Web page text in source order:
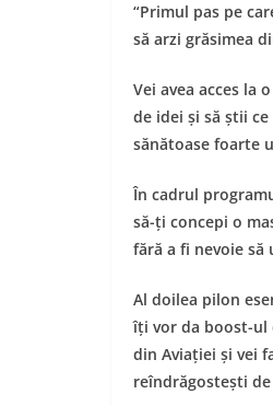
“Primul pas pe
să arzi grăsimea
Vei avea acces la
de idei și să știi
sănătoase foarte
În cadrul
să-ți concepi o
fără a fi nevoie
Al doilea pilon
îți vor da boost-ul
din Aviației și vei
reîndrăgostești